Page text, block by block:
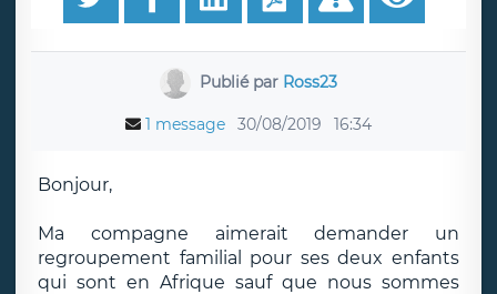
Publié par Ross23
1 message 30/08/2019 16:34
Bonjour,
Ma compagne aimerait demander un
regroupement familial pour ses deux enfants
qui sont en Afrique sauf que nous sommes